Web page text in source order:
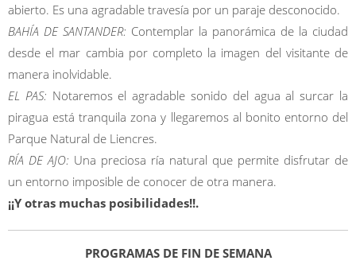
abierto. Es una agradable travesía por un paraje desconocido.
BAHÍA DE SANTANDER: Contemplar la panorámica de la ciudad
desde el mar cambia por completo la imagen del visitante de
manera inolvidable.
EL PAS: Notaremos el agradable sonido del agua al surcar la
piragua está tranquila zona y llegaremos al bonito entorno del
Parque Natural de Liencres.
RÍA DE AJO: Una preciosa ría natural que permite disfrutar de
un entorno imposible de conocer de otra manera.
¡¡Y otras muchas posibilidades!!.
PROGRAMAS DE FIN DE SEMANA